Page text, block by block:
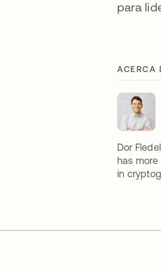
para
ACERCA
Dor
has
in